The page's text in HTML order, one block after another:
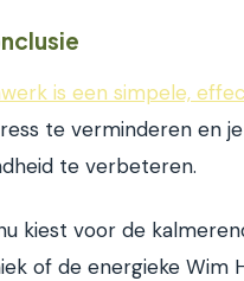
is een simpele,
te verminderen en
te verbeteren.
kiest voor de
of de energieke Wim